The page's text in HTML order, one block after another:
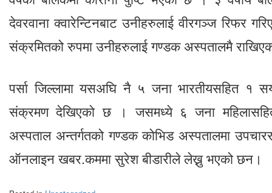
देवरवाना क्वारेन्टिनबाट उनीहरुलाई वीरगञ्ज रिफर
संक्रमितको रुपमा उनीहरुलाई गण्डक अस्पतालमै
पर्सा जिल्लामा यसअघि नै ५ जना भारतीयसहित १
संक्रमण देखिएको छ । जसमध्ये ६ जना
अस्पताल अन्तर्गतको गण्डक कोभिड अस्पतालमा
ऑनलाइन खबर.कममा सुरेश बीडारीले लेख्नु भएको छन।